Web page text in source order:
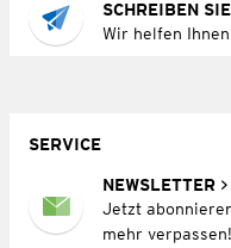
SCHREIBEN
Wir helfen
SERVICE
NEWSLETTER
Jetzt
mehr verpassen!